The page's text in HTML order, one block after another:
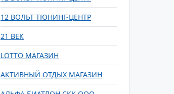
12 ВОЛЬТ ТЮНИНГ-ЦЕНТР
21 ВЕК
LOTTO МАГАЗИН
АКТИВНЫЙ ОТДЫХ МАГАЗИН